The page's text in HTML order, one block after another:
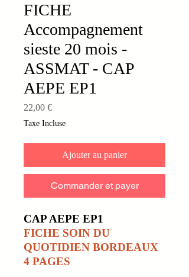
FICHE
Accompagnement
sieste 20 mois -
ASSMAT - CAP
AEPE EP1
22,00 €Prix
Taxe Incluse
Ajouter au panier
Commander et payer
CAP AEPE EP1
FICHE SOIN DU
QUOTIDIEN BORDEAUX
4 PAGES